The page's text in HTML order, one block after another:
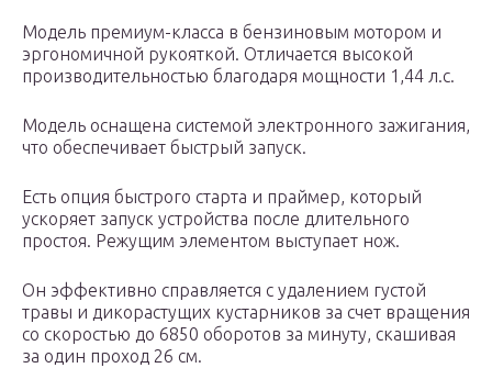
Модель премиум-класса в бензиновым мотором и
эргономичной рукояткой. Отличается высокой
производительностью благодаря мощности 1,44 л.с.
Модель оснащена системой электронного зажигания,
что обеспечивает быстрый запуск.
Есть опция быстрого старта и праймер, который
ускоряет запуск устройства после длительного
простоя. Режущим элементом выступает нож.
Он эффективно справляется с удалением густой
травы и дикорастущих кустарников за счет вращения
со скоростью до 6850 оборотов за минуту, скашивая
за один проход 26 см.